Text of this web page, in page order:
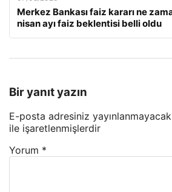
Merkez Bankası faiz kararı ne
nisan ayı faiz beklentisi belli oldu
Bir yanıt yazın
E-posta adresiniz
ile işaretlenmişlerdir
Yorum *